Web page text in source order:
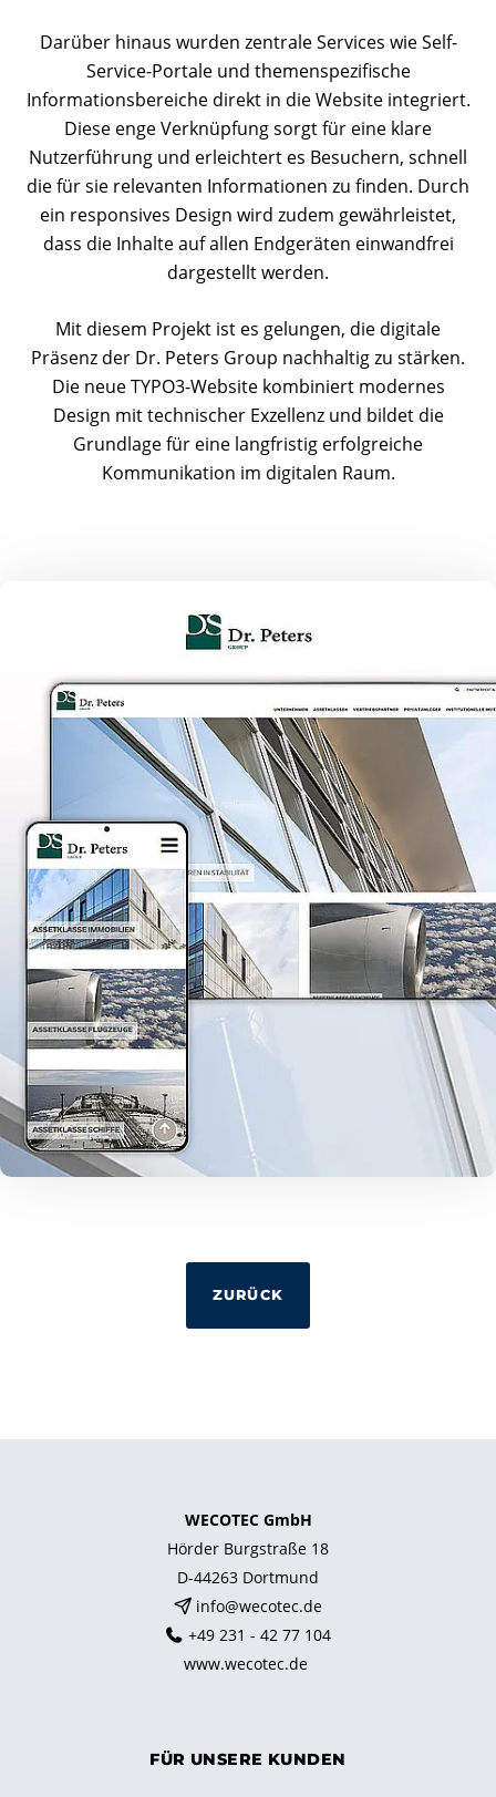
Darüber hinaus wurden zentrale Services wie Self-
Service-Portale und themenspezifische
Informationsbereiche direkt in die Website integriert.
Diese enge Verknüpfung sorgt für eine klare
Nutzerführung und erleichtert es Besuchern, schnell
die für sie relevanten Informationen zu finden. Durch
ein responsives Design wird zudem gewährleistet,
dass die Inhalte auf allen Endgeräten einwandfrei
dargestellt werden.
Mit diesem Projekt ist es gelungen, die digitale
Präsenz der Dr. Peters Group nachhaltig zu stärken.
Die neue TYPO3-Website kombiniert modernes
Design mit technischer Exzellenz und bildet die
Grundlage für eine langfristig erfolgreiche
Kommunikation im digitalen Raum.
ZURÜCK
WECOTEC GmbH
Hörder Burgstraße 18
D-44263 Dortmund
info@wecotec.de
+49 231 - 42 77 104
www.wecotec.de
FÜR UNSERE KUNDEN